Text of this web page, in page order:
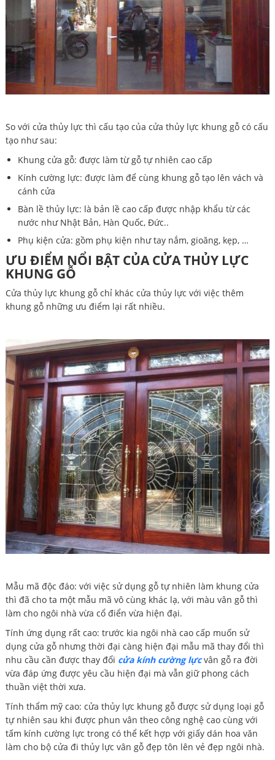
So với cửa thủy lực thì cấu tạo của cửa thủy lực khung gỗ có cấu
tạo như sau:
Khung cửa gỗ: được làm từ gỗ tự nhiên cao cấp
Kính cường lực: được làm để cùng khung gỗ tạo lên vách và
cánh cửa
Bàn lề thủy lực: là bản lề cao cấp được nhập khẩu từ các
nước như Nhật Bản, Hàn Quốc, Đức..
Phụ kiện cửa: gồm phụ kiện như tay nắm, gioăng, kẹp, …
ƯU ĐIỂM NỔI BẬT CỦA CỬA THỦY LỰC
KHUNG GỖ
Cửa thủy lực khung gỗ chỉ khác cửa thủy lực với việc thêm
khung gỗ những ưu điểm lại rất nhiều.
Mẫu mã độc đáo: với việc sử dụng gỗ tự nhiên làm khung cửa
thì đã cho ta một mẫu mã vô cùng khác lạ, với màu vân gỗ thì
làm cho ngôi nhà vừa cổ điển vừa hiện đại.
Tính ứng dụng rất cao: trước kia ngôi nhà cao cấp muốn sử
dụng cửa gỗ nhưng thời đại càng hiện đại mẫu mã thay đổi thì
nhu cầu cần được thay đổi cửa kính cường lựcvân gỗ ra đời
vừa đáp ứng được yêu cầu hiện đại mà vẫn giữ phong cách
thuần việt thời xưa.
Tính thẩm mỹ cao: cửa thủy lực khung gỗ được sử dụng loại gỗ
tự nhiên sau khi được phun vân theo công nghệ cao cùng với
tấm kính cường lực trong có thể kết hợp với giấy dán hoa văn
làm cho bộ cửa đi thủy lực vân gỗ đẹp tôn lên vẻ đẹp ngôi nhà.